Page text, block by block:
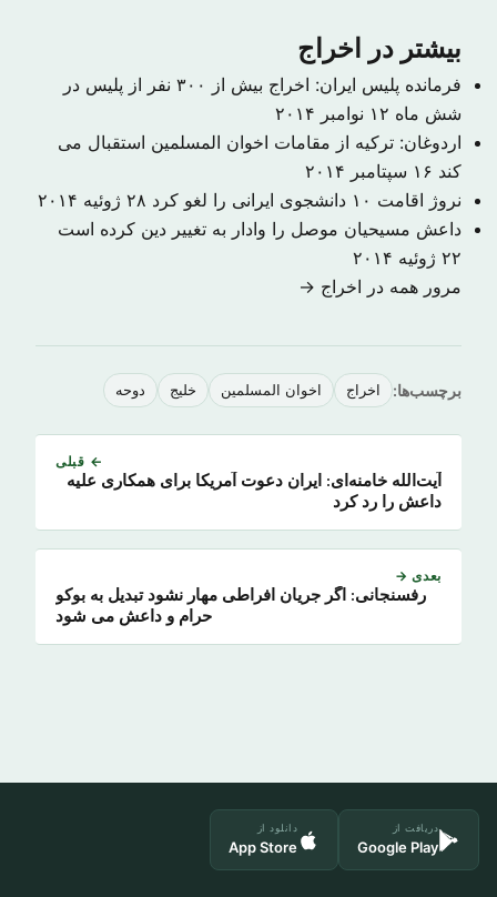
بیشتر در اخراج
فرمانده پلیس ایران: اخراج بیش از ۳۰۰ نفر از پلیس در
شش ماه ۱۲ نوامبر ۲۰۱۴
اردوغان: ترکیه از مقامات اخوان المسلمین استقبال می
کند ۱۶ سپتامبر ۲۰۱۴
نروژ اقامت ۱۰ دانشجوی ایرانی را لغو کرد
۲۸ ژوئیه ۲۰۱۴
داعش مسیحیان موصل را وادار به تغییر دین کرده است
۲۲ ژوئیه ۲۰۱۴
مرور همه در اخراج →
برچسب‌ها: اخراج اخوان المسلمین خلیج دوحه
← قبلی
آیت‌الله خامنه‌ای: ایران دعوت آمریکا برای همکاری علیه
داعش را رد کرد
بعدی →
رفسنجانی: اگر جریان افراطی مهار نشود تبدیل به بوکو
حرام و داعش می شود
دریافت از
Google Play
دانلود از
App Store